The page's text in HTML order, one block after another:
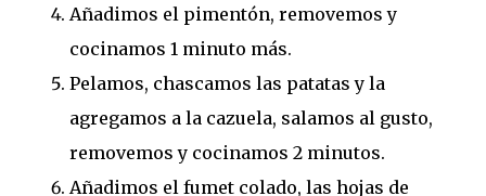
Añadimos el pimentón, removemos y
cocinamos 1 minuto más.
Pelamos, chascamos las patatas y la
agregamos a la cazuela, salamos al gusto,
removemos y cocinamos 2 minutos.
Añadimos el fumet colado, las hojas de